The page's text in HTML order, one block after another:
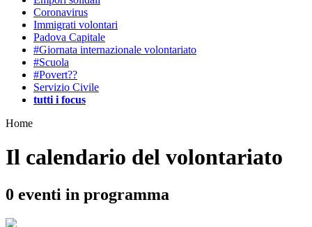
Coronavirus
Immigrati volontari
Padova Capitale
#Giornata internazionale volontariato
#Scuola
#Povert??
Servizio Civile
tutti i focus
Home
Il calendario del volontariato
0 eventi in programma